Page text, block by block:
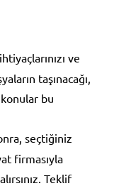
ve
taşınacağı,
bu
seçtiğiniz
firmasıyla
Teklif